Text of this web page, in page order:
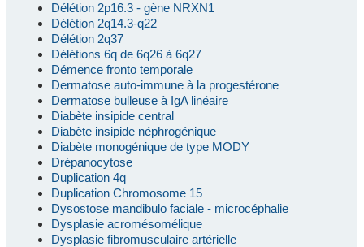
Délétion 2p16.3 - gène NRXN1
Délétion 2q14.3-q22
Délétion 2q37
Délétions 6q de 6q26 à 6q27
Démence fronto temporale
Dermatose auto-immune à la progestérone
Dermatose bulleuse à IgA linéaire
Diabète insipide central
Diabète insipide néphrogénique
Diabète monogénique de type MODY
Drépanocytose
Duplication 4q
Duplication Chromosome 15
Dysostose mandibulo faciale - microcéphalie
Dysplasie acromésomélique
Dysplasie fibromusculaire artérielle